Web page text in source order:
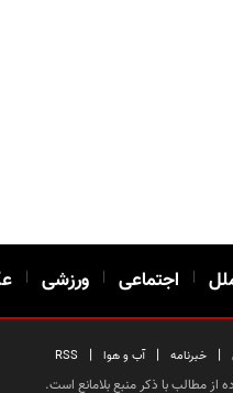
| اجتماعی | ورزشی |
| خبرنامه | آب و هوا |
RSS
مطالب با ذکر منبع بلامانع است.